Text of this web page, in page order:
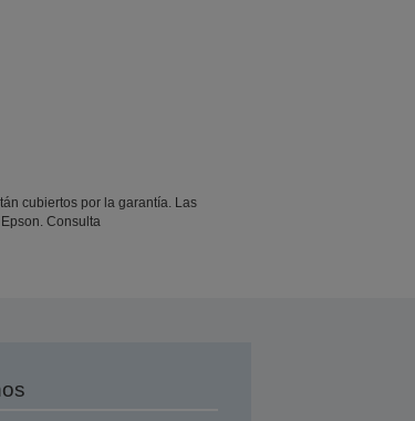
cubiertos por la garantía. Las
Consulta